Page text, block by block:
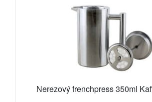
Nerezový frenchpress 350ml